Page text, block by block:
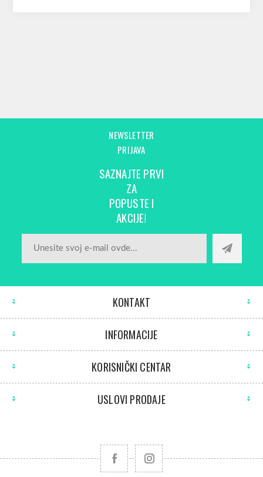
NEWSLETTER
PRIJAVA
SAZNAJTE PRVI
ZA
POPUSTE I
AKCIJE!
KONTAKT
INFORMACIJE
KORISNIČKI CENTAR
USLOVI PRODAJE